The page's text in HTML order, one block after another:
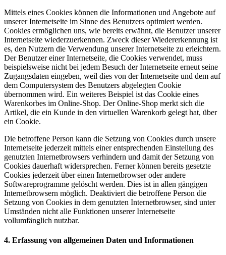
Mittels eines Cookies können die Informationen und Angebote auf
unserer Internetseite im Sinne des Benutzers optimiert werden.
Cookies ermöglichen uns, wie bereits erwähnt, die Benutzer unserer
Internetseite wiederzuerkennen. Zweck dieser Wiedererkennung ist
es, den Nutzern die Verwendung unserer Internetseite zu erleichtern.
Der Benutzer einer Internetseite, die Cookies verwendet, muss
beispielsweise nicht bei jedem Besuch der Internetseite erneut seine
Zugangsdaten eingeben, weil dies von der Internetseite und dem auf
dem Computersystem des Benutzers abgelegten Cookie
übernommen wird. Ein weiteres Beispiel ist das Cookie eines
Warenkorbes im Online-Shop. Der Online-Shop merkt sich die
Artikel, die ein Kunde in den virtuellen Warenkorb gelegt hat, über
ein Cookie.
Die betroffene Person kann die Setzung von Cookies durch unsere
Internetseite jederzeit mittels einer entsprechenden Einstellung des
genutzten Internetbrowsers verhindern und damit der Setzung von
Cookies dauerhaft widersprechen. Ferner können bereits gesetzte
Cookies jederzeit über einen Internetbrowser oder andere
Softwareprogramme gelöscht werden. Dies ist in allen gängigen
Internetbrowsern möglich. Deaktiviert die betroffene Person die
Setzung von Cookies in dem genutzten Internetbrowser, sind unter
Umständen nicht alle Funktionen unserer Internetseite
vollumfänglich nutzbar.
4. Erfassung von allgemeinen Daten und Informationen